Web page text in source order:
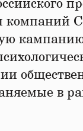
компаний
в